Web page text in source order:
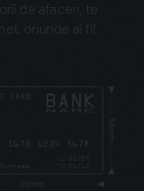
de afaceri, te
oriunde ai fi!